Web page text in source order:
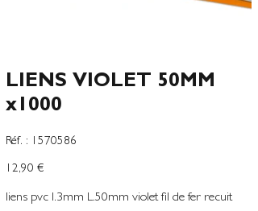
LIENS VIOLET 50MM
x1000
Réf. :
SKU
1570586
1570586
Preço
12,90 €
liens pvc l.3mm L.50mm violet fil de fer recuit